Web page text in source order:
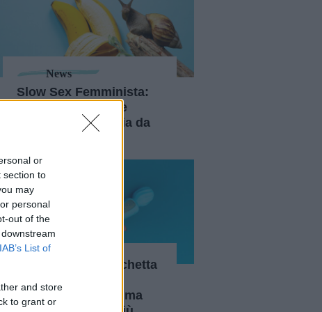
or
section to
may
personal
out of the
IAB’s List of
and store
to grant or
News
Slow Sex Femminista:
praticare il piacere
senza fretta e ansia da
Questa è una bacchetta
magica che può
esaudire non uno ma